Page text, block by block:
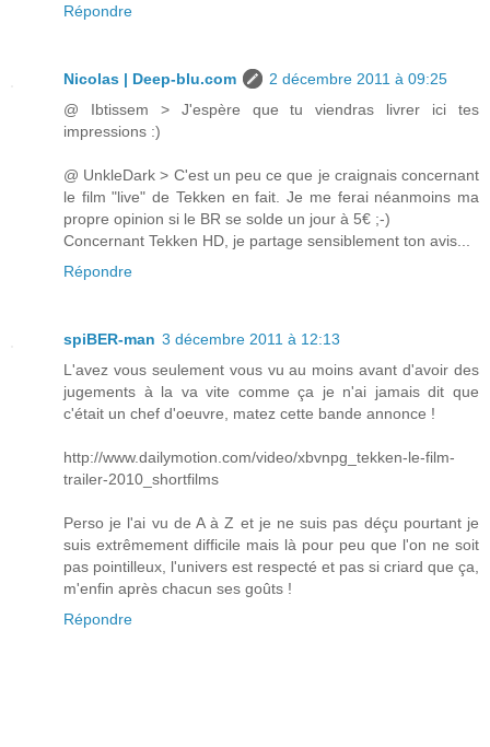
Répondre
Nicolas | Deep-blu.com
2 décembre 2011 à 09:25
@ Ibtissem > J'espère que tu viendras livrer ici tes
impressions :)
@ UnkleDark > C'est un peu ce que je craignais concernant
le film "live" de Tekken en fait. Je me ferai néanmoins ma
propre opinion si le BR se solde un jour à 5€ ;-)
Concernant Tekken HD, je partage sensiblement ton avis...
Répondre
spiBER-man 3 décembre 2011 à 12:13
L'avez vous seulement vous vu au moins avant d'avoir des
jugements à la va vite comme ça je n'ai jamais dit que
c'était un chef d'oeuvre, matez cette bande annonce !
http://www.dailymotion.com/video/xbvnpg_tekken-le-film-
trailer-2010_shortfilms
Perso je l'ai vu de A à Z et je ne suis pas déçu pourtant je
suis extrêmement difficile mais là pour peu que l'on ne soit
pas pointilleux, l'univers est respecté et pas si criard que ça,
m'enfin après chacun ses goûts !
Répondre